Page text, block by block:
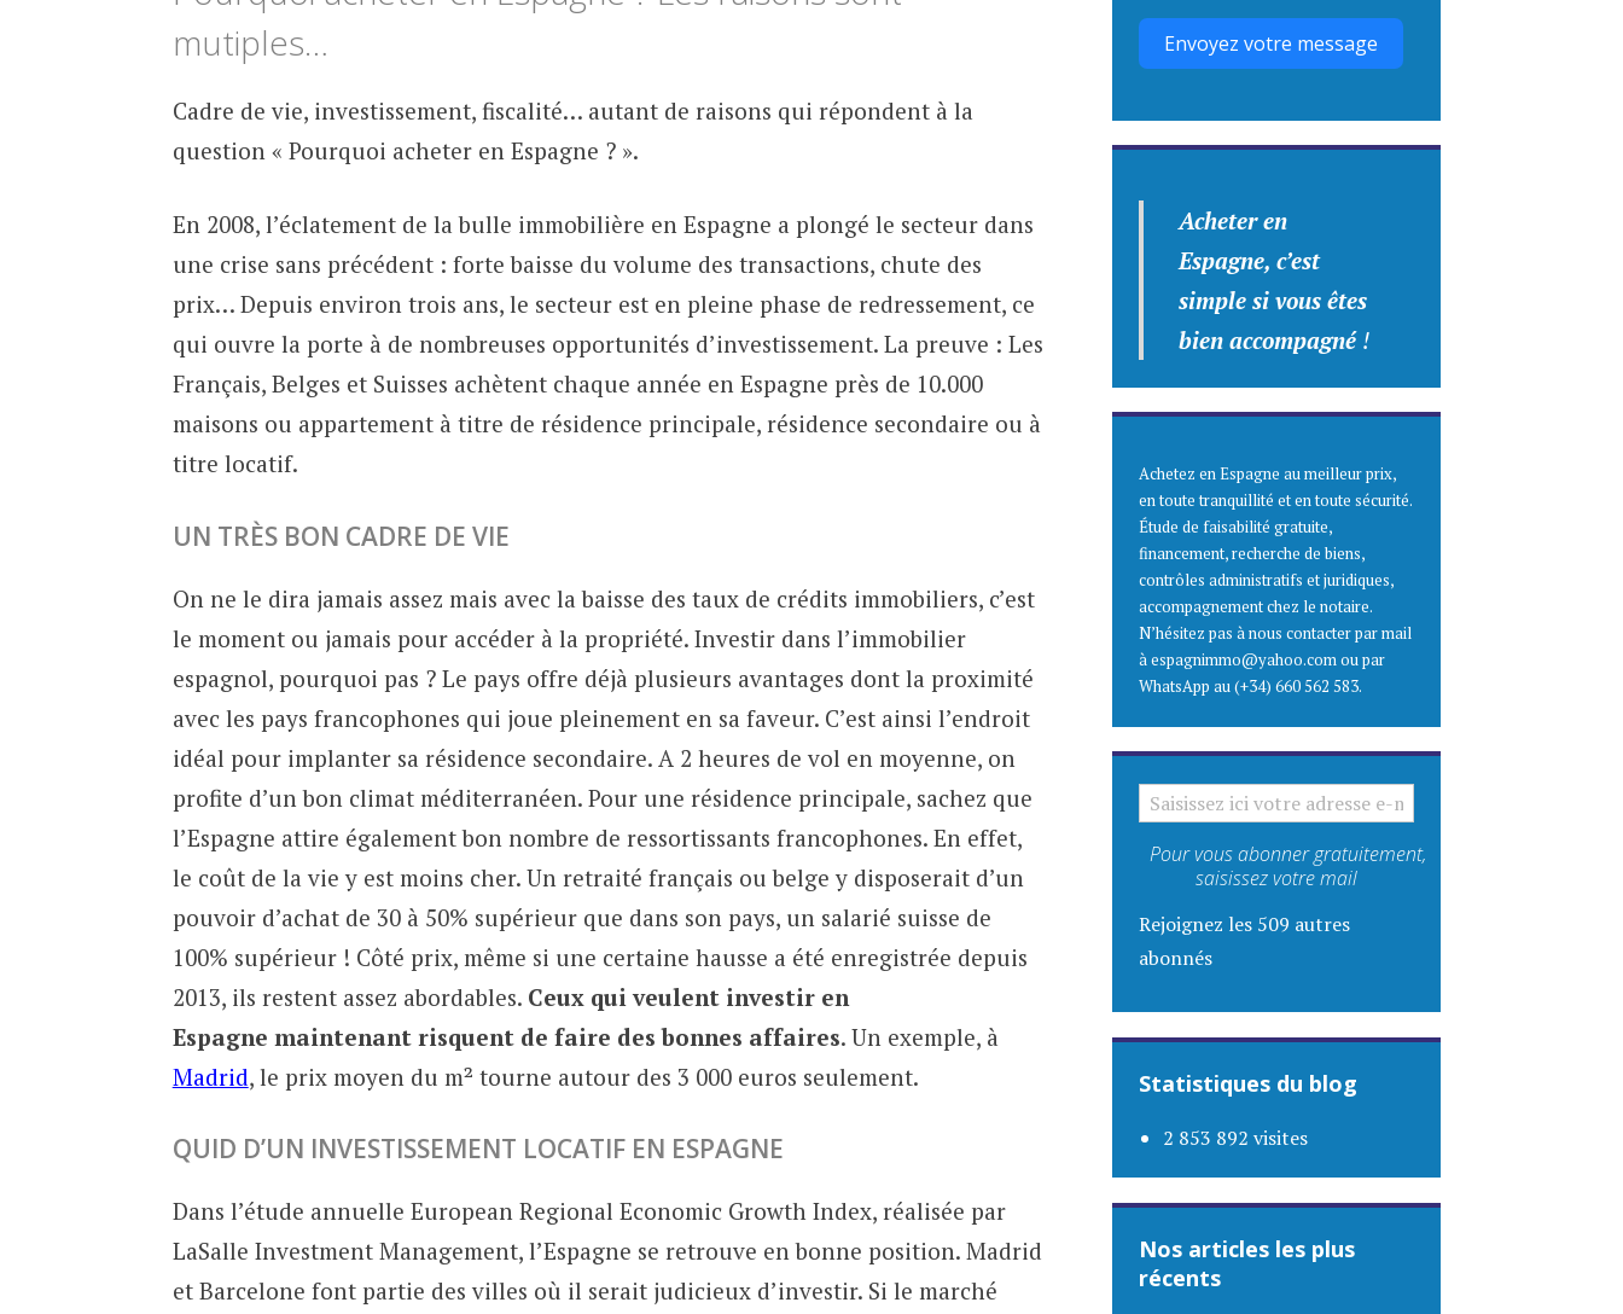
mutiples…
Cadre de vie, investissement, fiscalité… autant de raisons qui répondent à la
question « Pourquoi acheter en Espagne ? ».
En 2008, l’éclatement de la bulle immobilière en Espagne a plongé le secteur dans
une crise sans précédent : forte baisse du volume des transactions, chute des
prix… Depuis environ trois ans, le secteur est en pleine phase de redressement, ce
qui ouvre la porte à de nombreuses opportunités d’investissement. La preuve : Les
Français, Belges et Suisses achètent chaque année en Espagne près de 10.000
maisons ou appartement à titre de résidence principale, résidence secondaire ou à
titre locatif.
UN TRÈS BON CADRE DE VIE
On ne le dira jamais assez mais avec la baisse des taux de crédits immobiliers, c’est
le moment ou jamais pour accéder à la propriété. Investir dans l’immobilier
espagnol, pourquoi pas ? Le pays offre déjà plusieurs avantages dont la proximité
avec les pays francophones qui joue pleinement en sa faveur. C’est ainsi l’endroit
idéal pour implanter sa résidence secondaire. A 2 heures de vol en moyenne, on
profite d’un bon climat méditerranéen. Pour une résidence principale, sachez que
l’Espagne attire également bon nombre de ressortissants francophones. En effet,
le coût de la vie y est moins cher. Un retraité français ou belge y disposerait d’un
pouvoir d’achat de 30 à 50% supérieur que dans son pays, un salarié suisse de
100% supérieur ! Côté prix, même si une certaine hausse a été enregistrée depuis
2013, ils restent assez abordables. Ceux qui veulent investir en
Espagne maintenant risquent de faire des bonnes affaires. Un exemple, à
Madrid, le prix moyen du m² tourne autour des 3 000 euros seulement.
QUID D’UN INVESTISSEMENT LOCATIF EN ESPAGNE
Dans l’étude annuelle European Regional Economic Growth Index, réalisée par
LaSalle Investment Management, l’Espagne se retrouve en bonne position. Madrid
et Barcelone font partie des villes où il serait judicieux d’investir. Si le marché
Envoyez votre message
Acheter en
Espagne, c’est
simple si vous êtes
bien accompagné!
Achetez en Espagne au meilleur prix,
en toute tranquillité et en toute sécurité.
Étude de faisabilité gratuite,
financement, recherche de biens,
contrôles administratifs et juridiques,
accompagnement chez le notaire.
N’hésitez pas à nous contacter par mail
à espagnimmo@yahoo.com ou par
WhatsApp au (+34) 660 562 583.
SAISISSEZ ICI VOTRE ADRESSE E-MAIL
Pour vous abonner gratuitement,
saisissez votre mail
Rejoignez les 509 autres
abonnés
Statistiques du blog
2 853 892 visites
Nos articles les plus
récents